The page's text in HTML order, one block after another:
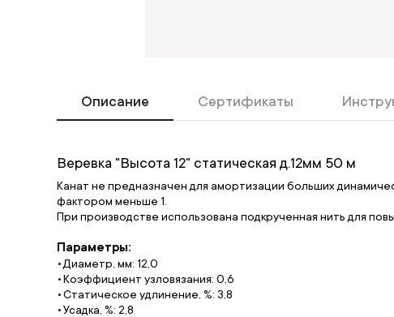
Описание Сертификаты
Веревка "Высота 12" статическая д.12мм 50 м
Канат не предназначен для амортизации больших
фактором меньше 1.
При производстве использована подкрученная нить для
Параметры:
Диаметр, мм: 12,0
Коэффициент узловязания: 0,6
Статическое удлинение, %: 3,8
Усадка, %: 2,8